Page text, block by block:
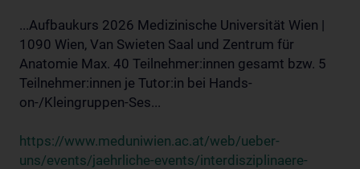
...Aufbaukurs 2026 Medizinische Universität Wien |
1090 Wien, Van Swieten Saal und Zentrum für
Anatomie Max. 40 Teilnehmer:innen gesamt bzw. 5
Teilnehmer:innen je Tutor:in bei Hands-
on-/Kleingruppen-Ses...
https://www.meduniwien.ac.at/web/ueber-
uns/events/jaehrliche-events/interdisziplinaere-